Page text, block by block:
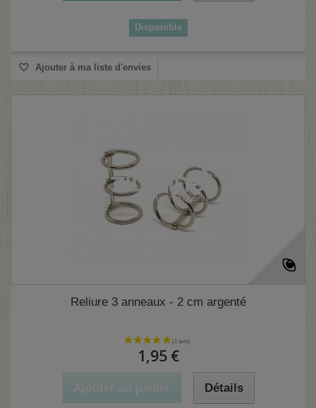
Disponible
Ajouter à ma liste d'envies
Reliure 3 anneaux - 2 cm argenté
1,95 €
Ajouter au panier Détails